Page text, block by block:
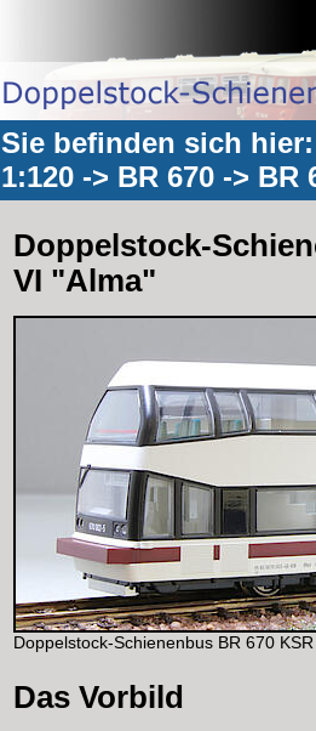
Sie befinden sich
1:120 -> BR 670 -> BR
Doppelstock-
VI "Alma"
Doppelstock-Schienenbus BR 670
Das Vorbild